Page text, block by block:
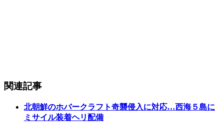
関連記事
北朝鮮のホバークラフト奇襲侵入に対応…西海５島に
ミサイル装着ヘリ配備